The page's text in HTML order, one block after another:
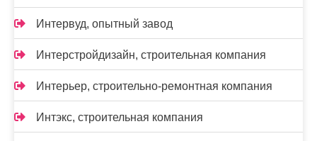
Интервуд, опытный завод
Интерстройдизайн, строительная компания
Интерьер, строительно-ремонтная компания
Интэкс, строительная компания